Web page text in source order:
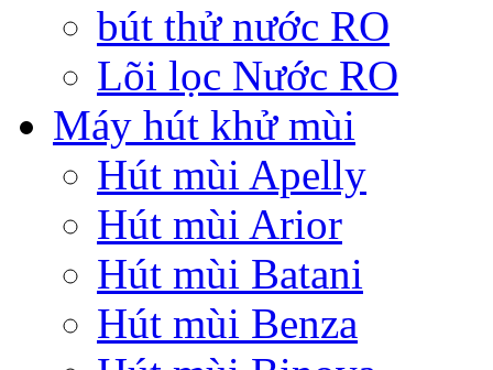
bút thử nước RO
Lõi lọc Nước RO
Máy hút khử mùi
Hút mùi Apelly
Hút mùi Arior
Hút mùi Batani
Hút mùi Benza